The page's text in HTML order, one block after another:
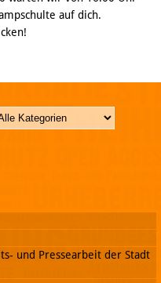
auf dich.
und Pressearbeit der Stadt